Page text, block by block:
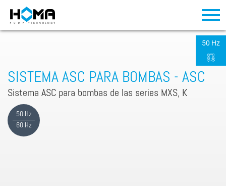
SISTEMA ASC PARA BOMBAS - ASC
Sistema ASC para bombas de las series MXS, K
50 Hz
60 Hz
50 Hz